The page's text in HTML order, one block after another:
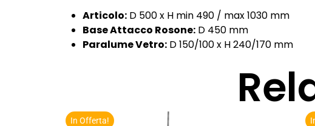
Articolo: D 500 x H min 490 / max 1030 mm
Base Attacco Rosone: D 450 mm
Paralume Vetro: D 150/100 x H 240/170 mm
In Offerta!